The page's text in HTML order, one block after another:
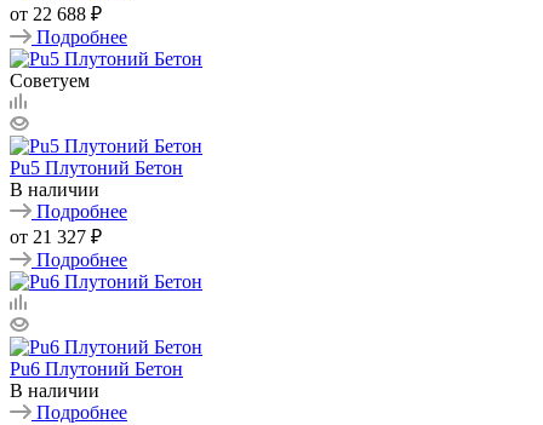
от 22 688 ₽
Подробнее
Советуем
Pu5 Плутоний Бетон
В наличии
Подробнее
от 21 327 ₽
Подробнее
Pu6 Плутоний Бетон
В наличии
Подробнее